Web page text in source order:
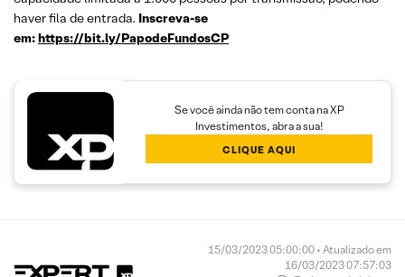
haver fila de entrada. Inscreva-se
em:https://bit.ly/PapodeFundosCP
Se você ainda não tem conta na XP
Investimentos, abra a sua!
CLIQUE AQUI
15/03/2023 05:00:00 • Atualizado em
16/03/2023 07:57:03